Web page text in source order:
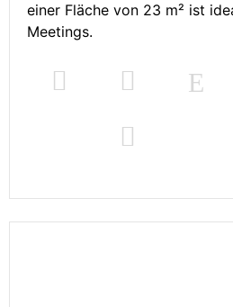
einer Fläche von 23 m² ist
Meetings.